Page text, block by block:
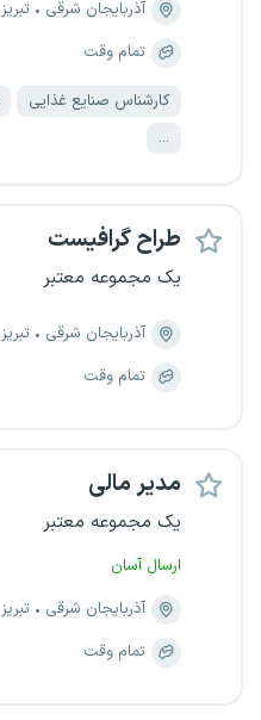
آذربایجان شرقی
تبریز
تمام وقت
کارشناس صنایع غذایی
...
طراح گرافیست
یک مجموعه معتبر
آذربایجان شرقی
تبریز
تمام وقت
مدیر مالی
یک مجموعه معتبر
ارسال آسان
آذربایجان شرقی
تبریز
تمام وقت